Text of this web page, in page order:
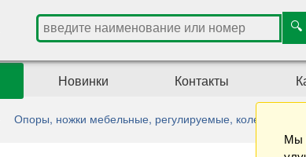
Новинки Контакты
Опоры, ножки мебельные, регулируемые, колесные..
Мы